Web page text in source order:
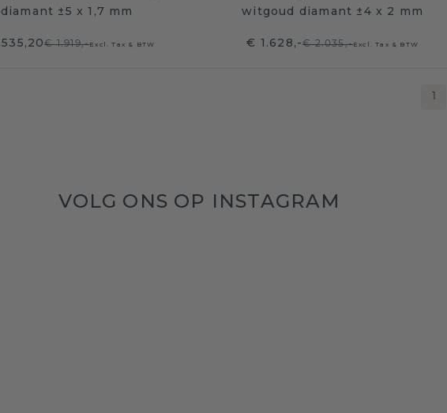
diamant ±5 x 1,7 mm
€ 1.919,-Excl. Tax & BTW
witgoud diamant ±4 x 2 mm
€ 1.628,-€ 2.035,-Excl. Tax & BTW
1
VOLG ONS OP INSTAGRAM